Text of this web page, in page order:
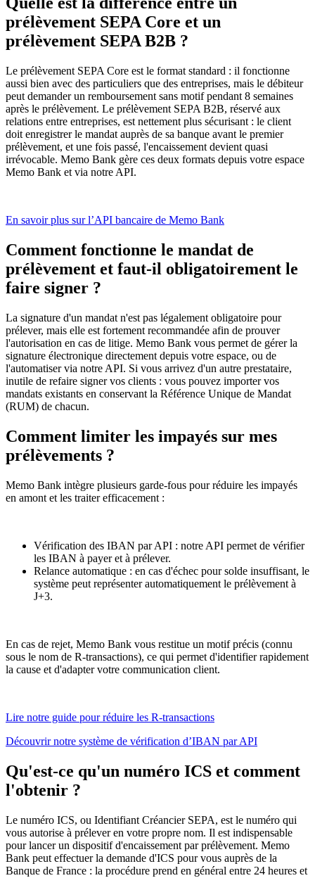
prélèvement SEPA Core et un
prélèvement SEPA B2B ?
Le prélèvement SEPA Core est le format standard : il fonctionne
aussi bien avec des particuliers que des entreprises, mais le débiteur
peut demander un remboursement sans motif pendant 8 semaines
après le prélèvement. Le prélèvement SEPA B2B, réservé aux
relations entre entreprises, est nettement plus sécurisant : le client
doit enregistrer le mandat auprès de sa banque avant le premier
prélèvement, et une fois passé, l'encaissement devient quasi
irrévocable. Memo Bank gère ces deux formats depuis votre espace
Memo Bank et via notre API.
En savoir plus sur l’API bancaire de Memo Bank
Comment fonctionne le mandat de
prélèvement et faut-il obligatoirement le
faire signer ?
La signature d'un mandat n'est pas légalement obligatoire pour
prélever, mais elle est fortement recommandée afin de prouver
l'autorisation en cas de litige. Memo Bank vous permet de gérer la
signature électronique directement depuis votre espace, ou de
l'automatiser via notre API. Si vous arrivez d'un autre prestataire,
inutile de refaire signer vos clients : vous pouvez importer vos
mandats existants en conservant la Référence Unique de Mandat
(RUM) de chacun.
Comment limiter les impayés sur mes
prélèvements ?
Memo Bank intègre plusieurs garde-fous pour réduire les impayés
en amont et les traiter efficacement :
Vérification des IBAN par API : notre API permet de vérifier
les IBAN à payer et à prélever.
Relance automatique : en cas d'échec pour solde insuffisant, le
système peut représenter automatiquement le prélèvement à
J+3.
En cas de rejet, Memo Bank vous restitue un motif précis (connu
sous le nom de R-transactions), ce qui permet d'identifier rapidement
la cause et d'adapter votre communication client.
Lire notre guide pour réduire les R-transactions
Découvrir notre système de vérification d’IBAN par API
Qu'est-ce qu'un numéro ICS et comment
l'obtenir ?
Le numéro ICS, ou Identifiant Créancier SEPA, est le numéro qui
vous autorise à prélever en votre propre nom. Il est indispensable
pour lancer un dispositif d'encaissement par prélèvement. Memo
Bank peut effectuer la demande d'ICS pour vous auprès de la
Banque de France : la procédure prend en général entre 24 heures et